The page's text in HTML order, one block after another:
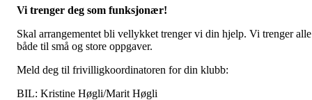
Vi trenger deg som funksjonær!
Skal arrangementet bli vellykket trenger vi din hjelp. Vi trenger
både til små og store oppgaver.
Meld deg til frivilligkoordinatoren for din klubb:
BIL: Kristine Høgli/Marit Høgli